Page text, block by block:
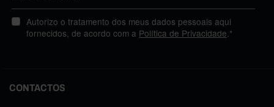
Autorizo o tratamento dos meus dados pessoais aqui
fornecidos, de acordo com a Política de Privacidade .*
CONTACTOS